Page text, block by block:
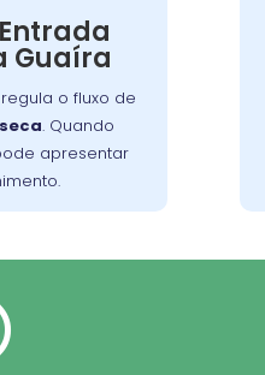
Guaíra
regula o fluxo de
. Quando
apresentar
apresentar
não iniciar o
e depósitos de
Limpeza ou
é necessária
de água.